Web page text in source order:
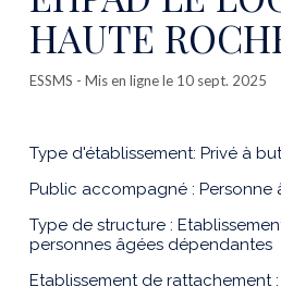
HAUTE
ESSMS - Mis en ligne le 10 sept. 2025
Type d'établissement: Privé à
Public accompagné : Personne
Type de structure :
personnes âgées dépendantes
Etablissement de rattachement :